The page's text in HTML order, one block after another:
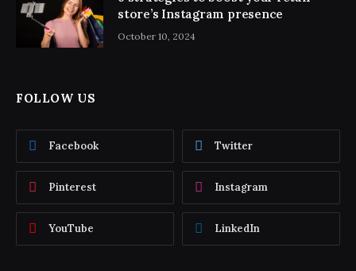
store’s Instagram presence
October 10, 2024
FOLLOW US
Facebook Twitter
Pinterest Instagram
YouTube LinkedIn